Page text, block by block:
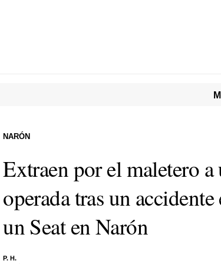
Extraen por el maletero a
operada tras un
un Seat en Narón
P. H.
NARÓN